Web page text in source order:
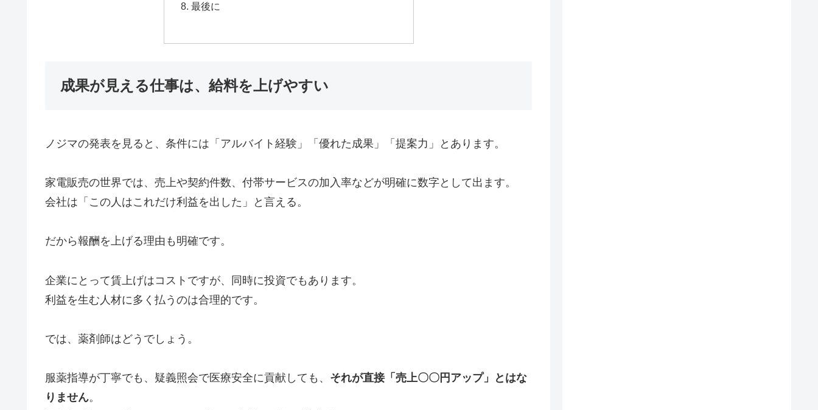
最後に
成果が見える仕事は、給料を上げやすい
ノジマの発表を見ると、条件には「アルバイト経験」「優れた成果」「提案力」とあります。
家電販売の世界では、売上や契約件数、付帯サービスの加入率などが明確に数字として出ます。
会社は「この人はこれだけ利益を出した」と言える。
だから報酬を上げる理由も明確です。
企業にとって賃上げはコストですが、同時に投資でもあります。
利益を生む人材に多く払うのは合理的です。
では、薬剤師はどうでしょう。
服薬指導が丁寧でも、疑義照会で医療安全に貢献しても、 それが直接「売上〇〇円アップ」とはな
りません。